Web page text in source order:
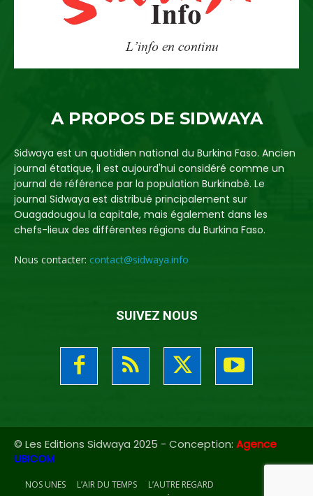
A PROPOS DE SIDWAYA
Sidwaya est un quotidien national du Burkina Faso. Ancien
journal étatique, il est aujourd'hui considéré comme un
journal de référence par la population Burkinabè. Le
journal Sidwaya est distribué principalement sur
Ouagadougou la capitale, mais également dans les
chefs-lieux des différentes régions du Burkina Faso.
Nous contacter: contact@sidwaya.info
SUIVEZ NOUS
© Les Editions Sidwaya 2025 - Conception: Agence
UBICOM
NOS UNES L’AIR DU TEMPS
L’AUTRE REGARD